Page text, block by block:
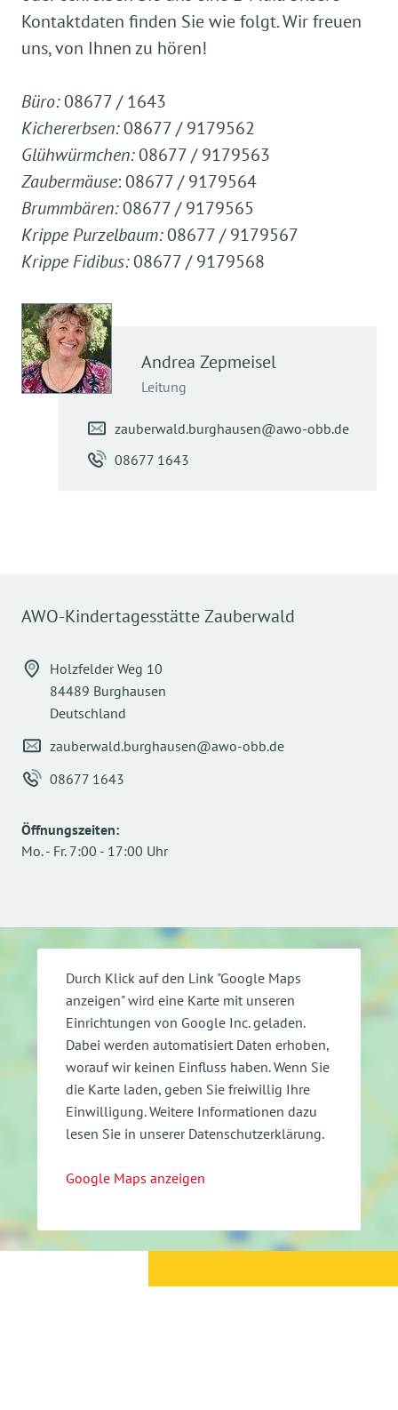
Kontaktdaten finden Sie wie folgt. Wir freuen
uns, von Ihnen zu hören!
Büro:08677 / 1643
Kichererbsen:08677 / 9179562
Glühwürmchen:08677 / 9179563
Zaubermäuse: 08677 / 9179564
Brummbären:08677 / 9179565
Krippe Purzelbaum:08677 / 9179567
Krippe Fidibus:08677 / 9179568
Andrea Zepmeisel
Leitung
zauberwald.burghausen@awo-obb.de
08677 1643
AWO-Kindertagesstätte Zauberwald
Holzfelder Weg 10
84489 Burghausen
Deutschland
zauberwald.burghausen@awo-obb.de
08677 1643
Öffnungszeiten:
Mo.- Fr. 7:00 - 17:00 Uhr
Durch Klick auf den Link "Google Maps
anzeigen" wird eine Karte mit unseren
Einrichtungen von Google Inc. geladen.
Dabei werden automatisiert Daten erhoben,
worauf wir keinen Einfluss haben. Wenn Sie
die Karte laden, geben Sie freiwillig Ihre
Einwilligung. Weitere Informationen dazu
lesen Sie in unserer Datenschutzerklärung.
Google Maps anzeigen